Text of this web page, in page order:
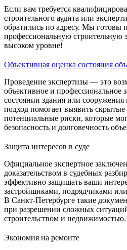
Если вам требуется
строительного аудита или
обратились по адресу. Мы готовы
профессиональную строительную
высоком уровне!
Объективная оценка состояния
Проведение экспертизы — это
объективное и профессиональное
состоянии здания или
подход помогает выявить
потенциальные риски, которые
безопасность и долговечность
Защита интересов в суде
Официальное экспертное
доказательством в судебных
эффективно защищать ваши
застройщиками, подрядчиками
В Санкт-Петербурге такие
при разрешении сложных
строительством и недвижимостью.
Экономия на ремонте